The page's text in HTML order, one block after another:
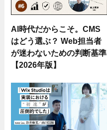
AI時代だからこそ。CMS
はどう選ぶ？ Web担当者
が迷わないための判断基準
【2026年版】